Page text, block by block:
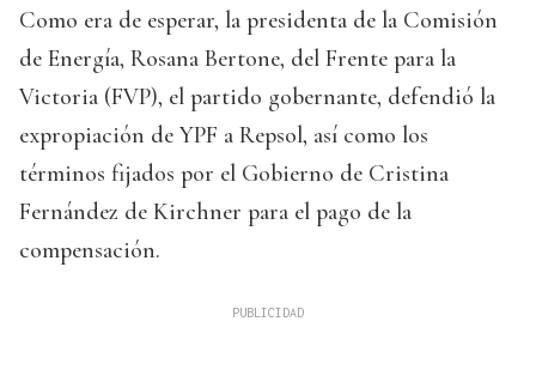
Como era de esperar, la presidenta de la Comisión
de Energía, Rosana Bertone, del Frente para la
Victoria (FVP), el partido gobernante, defendió la
expropiación de YPF a Repsol, así como los
términos fijados por el Gobierno de Cristina
Fernández de Kirchner para el pago de la
compensación.